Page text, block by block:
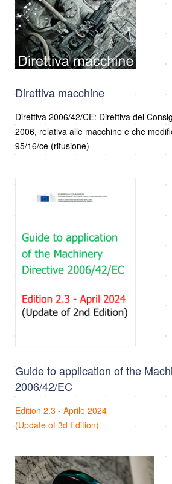
Direttiva macchine
Direttiva 2006/42/CE: Direttiva del
2006, relativa alle macchine e che
95/16/ce (rifusione)
Guide to application of the
2006/42/EC
Edition 2.3 - Aprile 2024
(Update of 3d Edition)